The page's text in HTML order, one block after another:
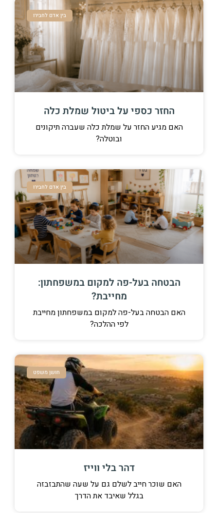
בין אדם לחבירו
החזר כספי על ביטול שמלת כלה
האם מגיע החזר על שמלת כלה שעברה תיקונים
ובוטלה?
בין אדם לחבירו
הבטחה בעל-פה למקום במשפחתון:
מחייבת?
האם הבטחה בעל-פה למקום במשפחתון מחייבת
לפי ההלכה?
חושן משפט
דהר בלי ווייז
האם שוכר חייב לשלם גם על שעה שהתבזבזה
בגלל שאיבד את הדרך